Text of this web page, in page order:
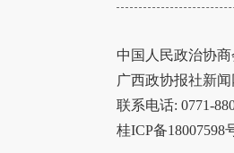
中国人民政治协
广西政协报社新
联系电话: 0771-
桂ICP备18007598